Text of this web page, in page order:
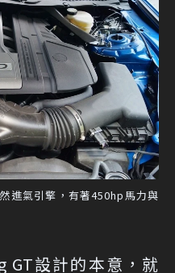
進氣引擎，有著450hp馬力與
GT設計的本意，就